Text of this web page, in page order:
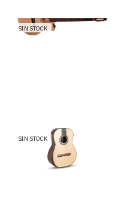
SIN STOCK
SIN STOCK